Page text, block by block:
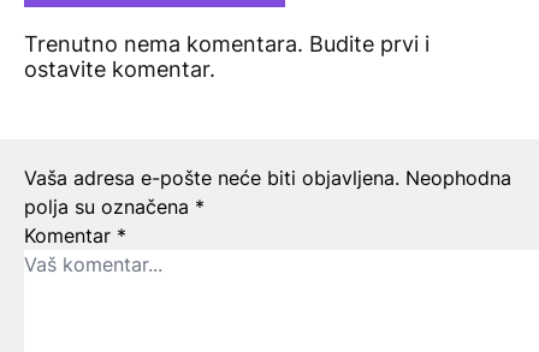
Trenutno nema komentara. Budite prvi i
ostavite komentar.
Ostavite odgovor
Vaša adresa e-pošte neće biti objavljena. Neophodna
polja su označena *
Komentar *